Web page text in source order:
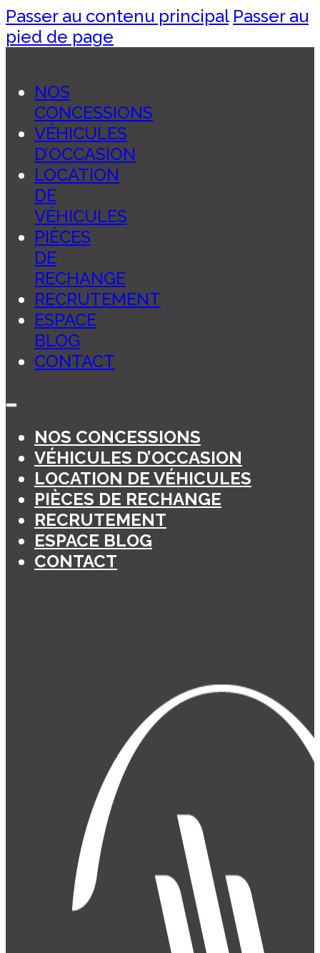
Passer au contenu principal Passer au
pied de page
NOS
CONCESSIONS
VÉHICULES
D’OCCASION
LOCATION
DE
VÉHICULES
PIÈCES
DE
RECHANGE
RECRUTEMENT
ESPACE
BLOG
CONTACT
NOS CONCESSIONS
VÉHICULES D’OCCASION
LOCATION DE VÉHICULES
PIÈCES DE RECHANGE
RECRUTEMENT
ESPACE BLOG
CONTACT